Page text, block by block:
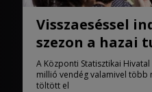
Visszaeséssel
szezon a hazai
A Központi Statisztikai
millió vendég valamivel több
töltött el